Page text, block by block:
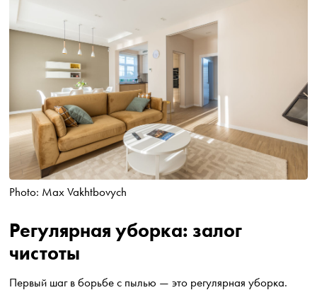
Photo: Max Vakhtbovych
Регулярная уборка: залог
чистоты
Первый шаг в борьбе с пылью — это регулярная уборка.